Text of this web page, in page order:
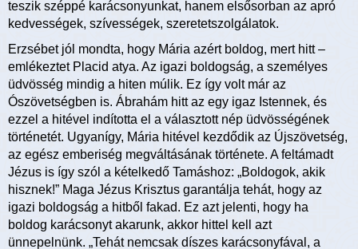
teszik széppé karácsonyunkat, hanem elsősorban az apró
kedvességek, szívességek, szeretetszolgálatok.
Erzsébet jól mondta, hogy Mária azért boldog, mert hitt –
emlékeztet Placid atya. Az igazi boldogság, a személyes
üdvösség mindig a hiten múlik. Ez így volt már az
Ószövetségben is. Ábrahám hitt az egy igaz Istennek, és
ezzel a hitével indította el a választott nép üdvösségének
történetét. Ugyanígy, Mária hitével kezdődik az Újszövetség,
az egész emberiség megváltásának története. A feltámadt
Jézus is így szól a kételkedő Tamáshoz: „Boldogok, akik
hisznek!” Maga Jézus Krisztus garantálja tehát, hogy az
igazi boldogság a hitből fakad. Ez azt jelenti, hogy ha
boldog karácsonyt akarunk, akkor hittel kell azt
ünnepelnünk. „Tehát nemcsak díszes karácsonyfával, a